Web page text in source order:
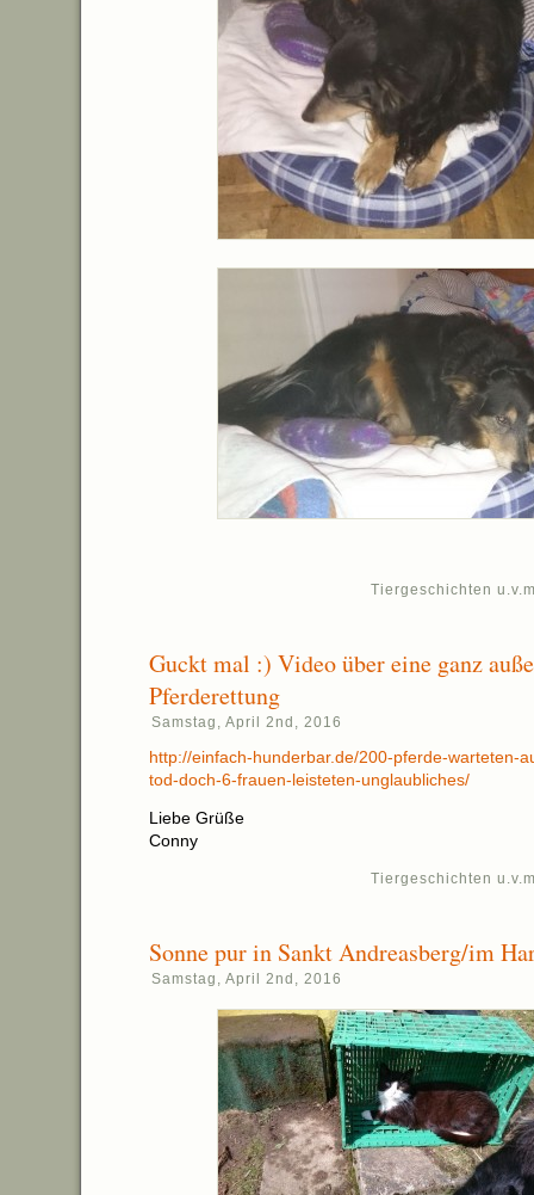
Tiergeschichten
Guckt mal :) Video über eine ganz
Pferderettung
Samstag, April 2nd, 2016
http://einfach-hunderbar.de/200-pferde-warteten-
tod-doch-6-frauen-leisteten-unglaubliches/
Liebe Grüße
Conny
Tiergeschichten
Sonne pur in Sankt Andreasberg/im
Samstag, April 2nd, 2016